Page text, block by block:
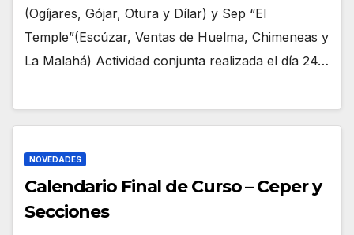
(Ogíjares, Gójar, Otura y Dílar) y Sep “El
Temple”(Escúzar, Ventas de Huelma, Chimeneas y
La Malahá) Actividad conjunta realizada el día 24…
NOVEDADES
Calendario Final de Curso – Ceper y
Secciones